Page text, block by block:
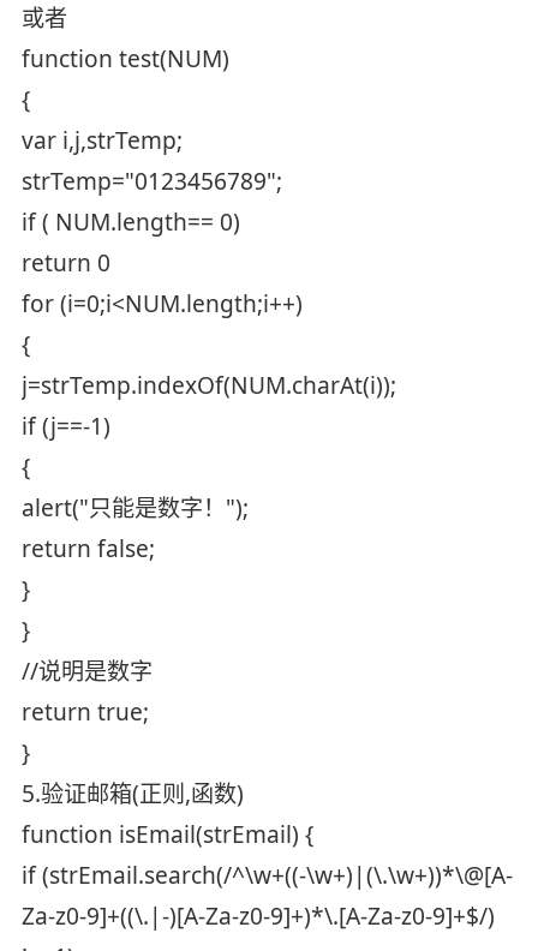
或者
function test(NUM)
{
var i,j,strTemp;
strTemp="0123456789";
if ( NUM.length== 0)
return 0
for (i=0;i<NUM.length;i++)
{
j=strTemp.indexOf(NUM.charAt(i));
if (j==-1)
{
alert("只能是数字！");
return false;
}
}
//说明是数字
return true;
}
5.验证邮箱(正则,函数)
function isEmail(strEmail) {
if (strEmail.search(/^\w+((-\w+)|(\.\w+))*\@[A-
Za-z0-9]+((\.|-)[A-Za-z0-9]+)*\.[A-Za-z0-9]+$/)